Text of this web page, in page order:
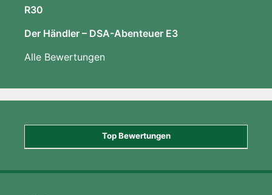
R30
Der Händler – DSA-Abenteuer E3
Alle Bewertungen
Top Bewertungen